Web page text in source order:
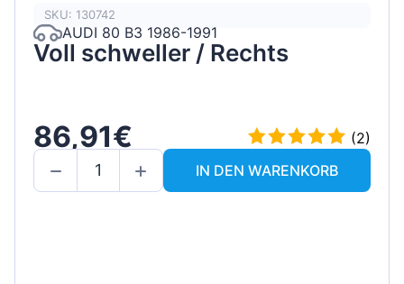
SKU: 130742
AUDI 80 B3 1986-1991
Voll schweller / Rechts
86,91€
(2)
IN DEN WARENKORB